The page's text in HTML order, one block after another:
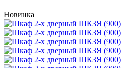
Новинка